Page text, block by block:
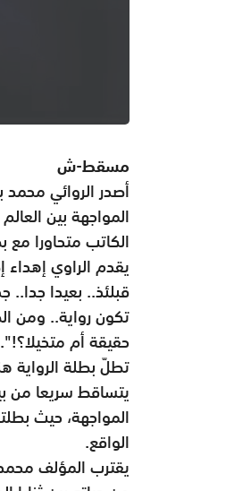
مسقط-ش
أصدر الروائي
المواجهة بين
الكاتب متحاورا مع
يقدم الراوي
قبلئذ.. بعيدا
تكون رواية.. ومن
حقيقة أم متخيلا؟!".
تطلّ بطلة الرواية
يتساقط سريعا من
المواجهة، حيث
الواقع.
يقترب المؤلف